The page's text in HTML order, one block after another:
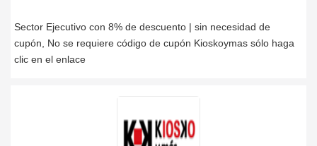
Sector Ejecutivo con 8% de descuento | sin necesidad de
cupón, No se requiere código de cupón Kioskoymas sólo haga
clic en el enlace